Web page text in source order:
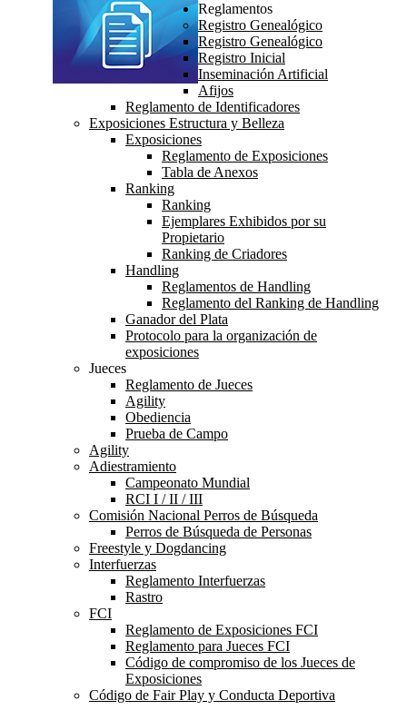
Reglamentos
Registro Genealógico
Registro Genealógico
Registro Inicial
Inseminación Artificial
Afijos
Reglamento de Identificadores
Exposiciones Estructura y Belleza
Exposiciones
Reglamento de Exposiciones
Tabla de Anexos
Ranking
Ranking
Ejemplares Exhibidos por su
Propietario
Ranking de Criadores
Handling
Reglamentos de Handling
Reglamento del Ranking de Handling
Ganador del Plata
Protocolo para la organización de
exposiciones
Jueces
Reglamento de Jueces
Agility
Obediencia
Prueba de Campo
Agility
Adiestramiento
Campeonato Mundial
RCI I / II / III
Comisión Nacional Perros de Búsqueda
Perros de Búsqueda de Personas
Freestyle y Dogdancing
Interfuerzas
Reglamento Interfuerzas
Rastro
FCI
Reglamento de Exposiciones FCI
Reglamento para Jueces FCI
Código de compromiso de los Jueces de
Exposiciones
Código de Fair Play y Conducta Deportiva